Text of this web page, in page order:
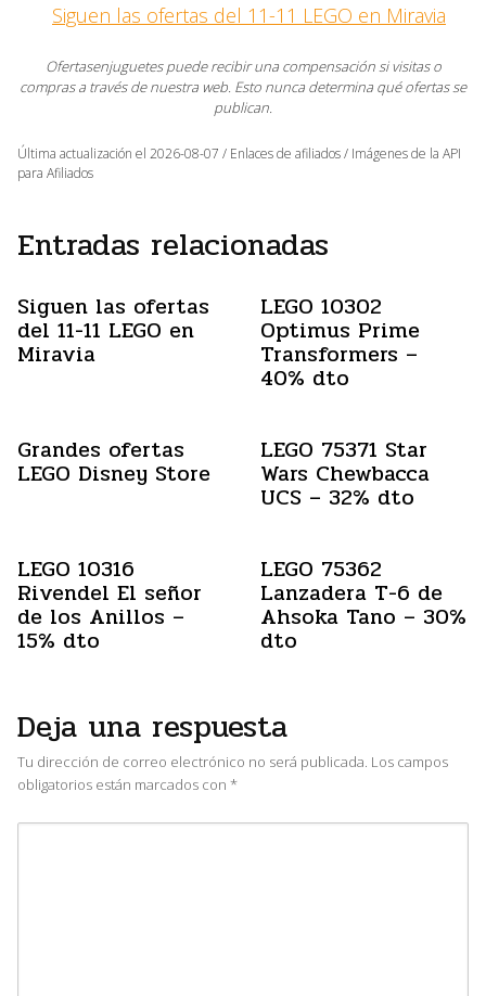
Siguen las ofertas del 11-11 LEGO en Miravia
Ofertasenjuguetes puede recibir una compensación si visitas o
compras a través de nuestra web. Esto nunca determina qué ofertas se
publican.
Última actualización el 2026-08-07 / Enlaces de afiliados / Imágenes de la API
para Afiliados
Entradas relacionadas
Siguen las ofertas
del 11-11 LEGO en
Miravia
LEGO 10302
Optimus Prime
Transformers –
40% dto
Grandes ofertas
LEGO Disney Store
LEGO 75371 Star
Wars Chewbacca
UCS – 32% dto
LEGO 10316
Rivendel El señor
de los Anillos –
15% dto
LEGO 75362
Lanzadera T-6 de
Ahsoka Tano – 30%
dto
Deja una respuesta
Tu dirección de correo electrónico no será publicada. Los campos
obligatorios están marcados con *